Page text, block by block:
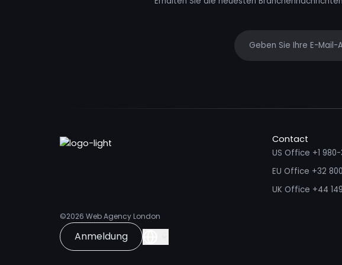
©2026 Web Agency London
Anmeldung
Contact
US Office +1 980-
EU Office +32
UK Office +44